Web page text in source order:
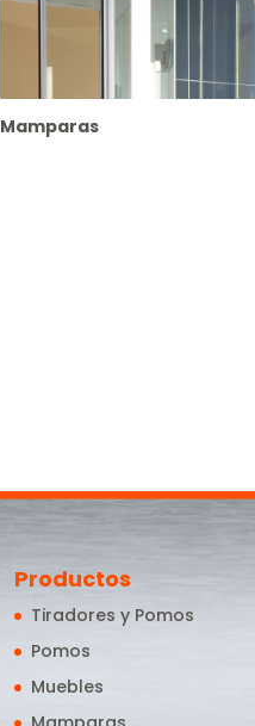
Mamparas
Productos
Tiradores y Pomos
Pomos
Muebles